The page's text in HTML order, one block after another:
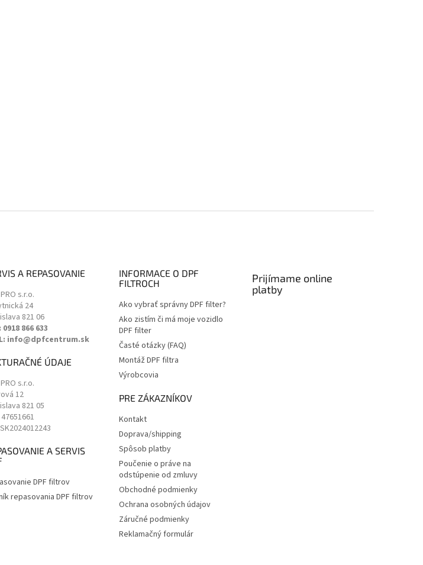
A REPASOVANIE
s.r.o.
24
821 06
0918 866 633
info@dpfcentrum.sk
ÚDAJE
s.r.o.
12
821 05
A SERVIS
DPF filtrov
repasovania DPF filtrov
INFORMACE O DPF
FILTROCH
Ako vybrať správny DPF filter?
Ako zistím či má moje vozidlo
DPF filter
Časté otázky (FAQ)
Montáž DPF filtra
Výrobcovia
PRE ZÁKAZNÍKOV
Kontakt
Doprava/shipping
Spôsob platby
Poučenie o práve na
odstúpenie od zmluvy
Obchodné podmienky
Ochrana osobných údajov
Záručné podmienky
Reklamačný formulár
Prijímame online
platby